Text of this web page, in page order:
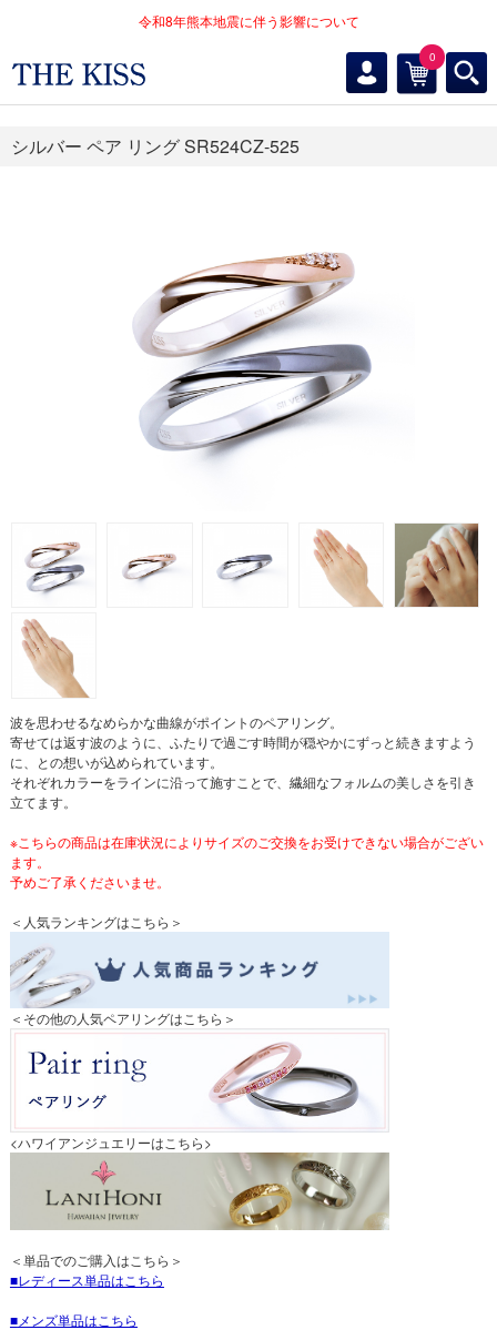
令和8年熊本地震に伴う影響について
0
シルバー ペア リング SR524CZ-525
波を思わせるなめらかな曲線がポイントのペアリング。
寄せては返す波のように、ふたりで過ごす時間が穏やかにずっと続きますよう
に、との想いが込められています。
それぞれカラーをラインに沿って施すことで、繊細なフォルムの美しさを引き
立てます。
※こちらの商品は在庫状況によりサイズのご交換をお受けできない場合がござい
ます。
予めご了承くださいませ。
＜人気ランキングはこちら＞
＜その他の人気ペアリングはこちら＞
<ハワイアンジュエリーはこちら>
＜単品でのご購入はこちら＞
レディース単品はこちら
メンズ単品はこちら